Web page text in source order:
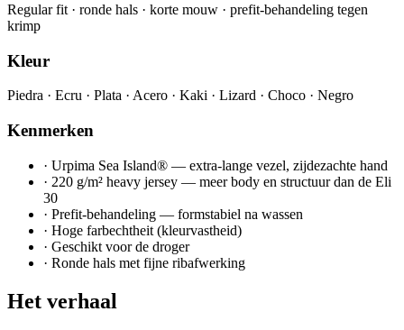
Regular fit · ronde hals · korte mouw · prefit-behandeling tegen
krimp
Kleur
Piedra · Ecru · Plata · Acero · Kaki · Lizard · Choco · Negro
Kenmerken
· Urpima Sea Island® — extra-lange vezel, zijdezachte hand
· 220 g/m² heavy jersey — meer body en structuur dan de Eli
30
· Prefit-behandeling — formstabiel na wassen
· Hoge farbechtheit (kleurvastheid)
· Geschikt voor de droger
· Ronde hals met fijne ribafwerking
Het verhaal